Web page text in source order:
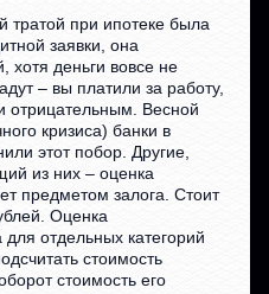
тратой при ипотеке была
заявки, она
хотя деньги вовсе не
– вы платили за работу,
отрицательным. Весной
кризиса) банки в
этот побор. Другие,
из них – оценка
предметом залога. Стоит
Оценка
отдельных категорий
стоимость
стоимость его